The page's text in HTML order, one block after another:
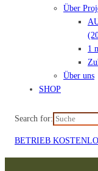
Über
1
Über uns
SHOP
Search for:
BETRIEB